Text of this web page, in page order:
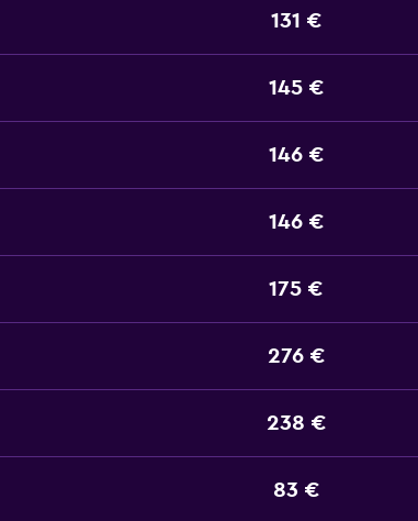
131 €
145 €
146 €
146 €
175 €
276 €
238 €
83 €